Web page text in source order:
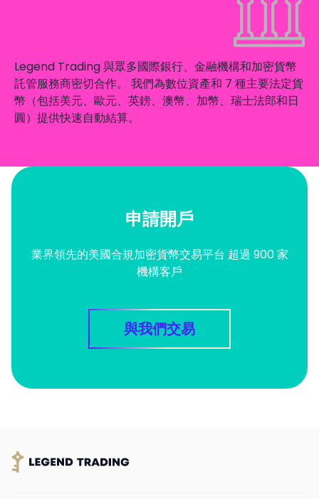
Legend Trading 與眾多國際銀行、金融機構和加密貨幣
託管服務商密切合作。 我們為數位資產和 7 種主要法定貨
幣（包括美元、歐元、英鎊、澳幣、加幣、瑞士法郎和日
圓）提供快速自動結算。
申請開戶
業界領先的美國合規加密貨幣交易平台 超過 900 家
機構客戶
與我們交易